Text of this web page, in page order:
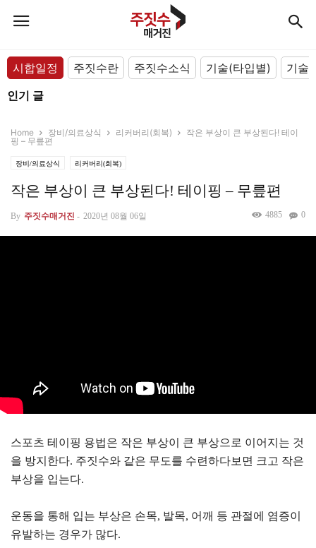
시합일정 주짓수란 주짓수소식 기술(타입별)
기술
인기 글
Home 장비/의료상식 리커버리(회복)
작은 부상이 큰 부상된다! 테이
핑 – 무릎편
장비/의료상식 리커버리(회복)
작은 부상이 큰 부상된다! 테이핑 – 무릎편
By 주짓수매거진 - 2020년 08월 06일 0
4885
스포츠 테이핑 용법은 작은 부상이 큰 부상으로 이어지는 것
을 방지한다. 주짓수와 같은 무도를 수련하다보면 크고 작은
부상을 입는다.
운동을 통해 입는 부상은 손목, 발목, 어깨 등 관절에 염증이
유발하는 경우가 많다.